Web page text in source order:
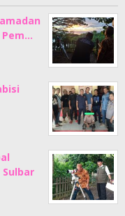
Pem…